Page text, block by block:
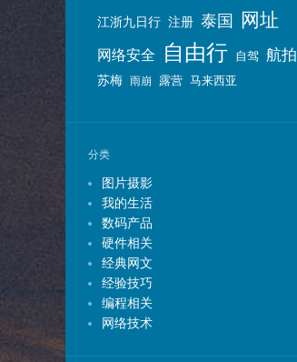
江浙九日行 注册 泰国 网址
网络安全 自由行 自驾 航拍
苏梅 雨崩 露营 马来西亚
分类
图片摄影
我的生活
数码产品
硬件相关
经典网文
经验技巧
编程相关
网络技术